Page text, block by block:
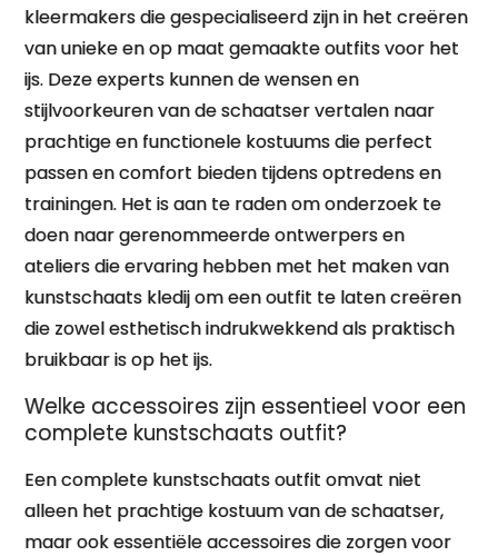
kleermakers die gespecialiseerd zijn in het creëren
van unieke en op maat gemaakte outfits voor het
ijs. Deze experts kunnen de wensen en
stijlvoorkeuren van de schaatser vertalen naar
prachtige en functionele kostuums die perfect
passen en comfort bieden tijdens optredens en
trainingen. Het is aan te raden om onderzoek te
doen naar gerenommeerde ontwerpers en
ateliers die ervaring hebben met het maken van
kunstschaats kledij om een outfit te laten creëren
die zowel esthetisch indrukwekkend als praktisch
bruikbaar is op het ijs.
Welke accessoires zijn essentieel voor een
complete kunstschaats outfit?
Een complete kunstschaats outfit omvat niet
alleen het prachtige kostuum van de schaatser,
maar ook essentiële accessoires die zorgen voor